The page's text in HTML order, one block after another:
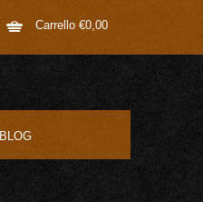
Carrello €0,00
BLOG